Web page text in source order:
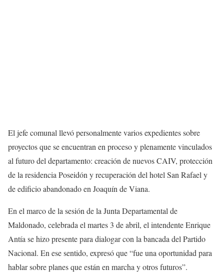
El jefe comunal llevó personalmente varios expedientes sobre
proyectos que se encuentran en proceso y plenamente vinculados
al futuro del departamento: creación de nuevos CAIV, protección
de la residencia Poseidón y recuperación del hotel San Rafael y
de edificio abandonado en Joaquín de Viana.
En el marco de la sesión de la Junta Departamental de
Maldonado, celebrada el martes 3 de abril, el intendente Enrique
Antía se hizo presente para dialogar con la bancada del Partido
Nacional. En ese sentido, expresó que “fue una oportunidad para
hablar sobre planes que están en marcha y otros futuros”.